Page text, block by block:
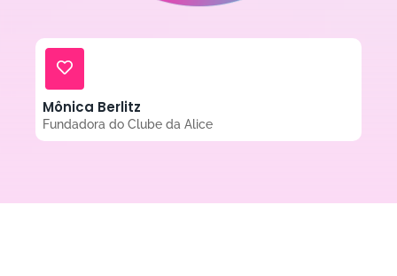
Mônica Berlitz
Fundadora do Clube da Alice